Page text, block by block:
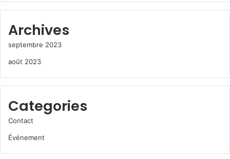
Archives
septembre 2023
août 2023
Categories
Contact
Événement